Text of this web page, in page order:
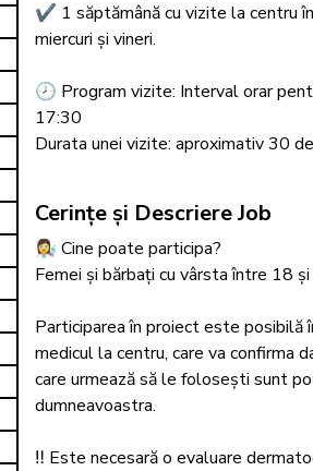
✔️ 1 săptămână cu vizite la centru
miercuri și vineri.
🕗 Program vizite: Interval orar
17:30
Durata unei vizite: aproximativ 30
Cerințe și Descriere Job
👩‍🔬 Cine poate participa?
Femei și bărbați cu vârsta între 18
Participarea în proiect este posibilă
medicul la centru, care va confirma
care urmează să le folosești sunt
dumneavoastra.
‼️ Este necesară o evaluare